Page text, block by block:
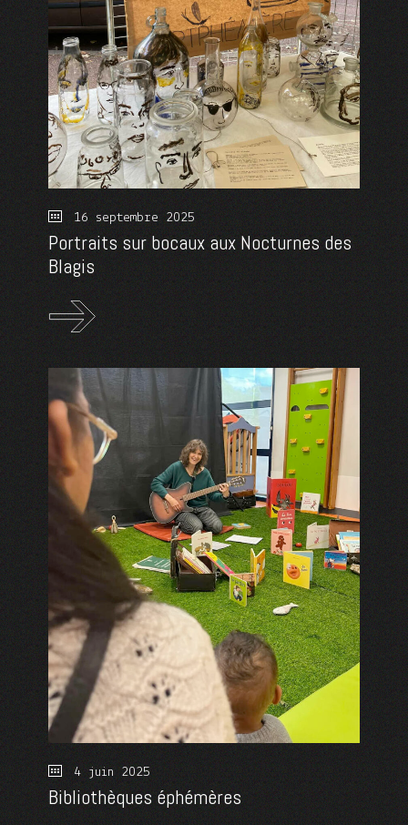
16 septembre 2025
Portraits sur bocaux aux Nocturnes des
Blagis
4 juin 2025
Bibliothèques éphémères